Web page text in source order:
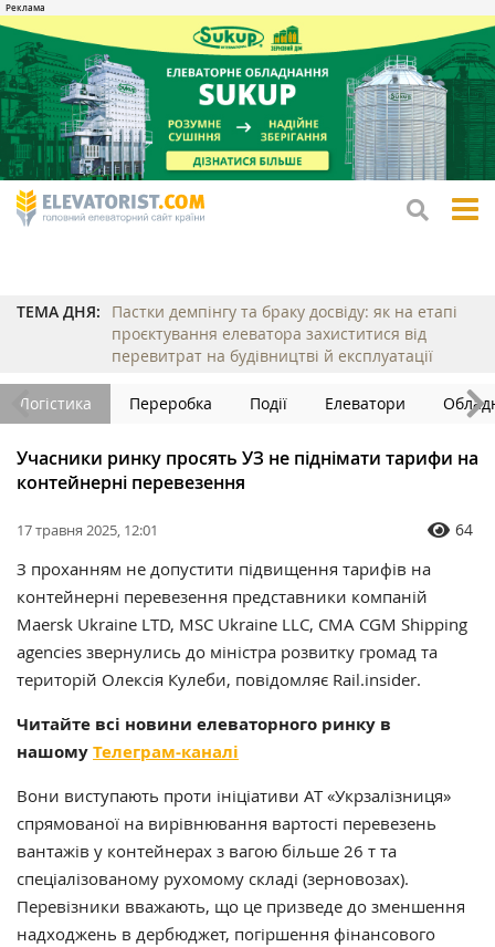
ТЕМА ДНЯ:
Пастки демпінгу та браку досвіду: як на етапі
проєктування елеватора захиститися від
перевитрат на будівництві й експлуатації
Логістика Переробка Події Елеватори
Учасники ринку просять УЗ не піднімати тарифи на
контейнерні перевезення
17 травня 2025, 12:01 64
З проханням не допустити підвищення тарифів на
контейнерні перевезення представники компаній
Maersk Ukraine LTD, MSC Ukraine LLC, CMA CGM Shipping
agencies звернулись до міністра розвитку громад та
територій Олексія Кулеби, повідомляє Rail.insider.
Читайте всі новини елеваторного ринку в
нашомуТелеграм-каналі
Вони виступають проти ініціативи АТ «Укрзалізниця»
спрямованої на вирівнювання вартості перевезень
вантажiв у контейнерах з вагою більше 26 т та
спецiалiзованому рухомому складi (зерновозах).
Перевізники вважають, що це призведе до зменшення
надходжень в дербюджет, погіршення фінансового